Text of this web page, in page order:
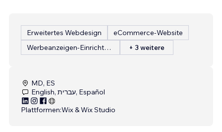
Erweitertes Webdesign
eCommerce-Website
Werbeanzeigen-Einrichtung
+ 3 weitere
MD, ES
English, עברית, Español
Plattformen:Wix & Wix Studio